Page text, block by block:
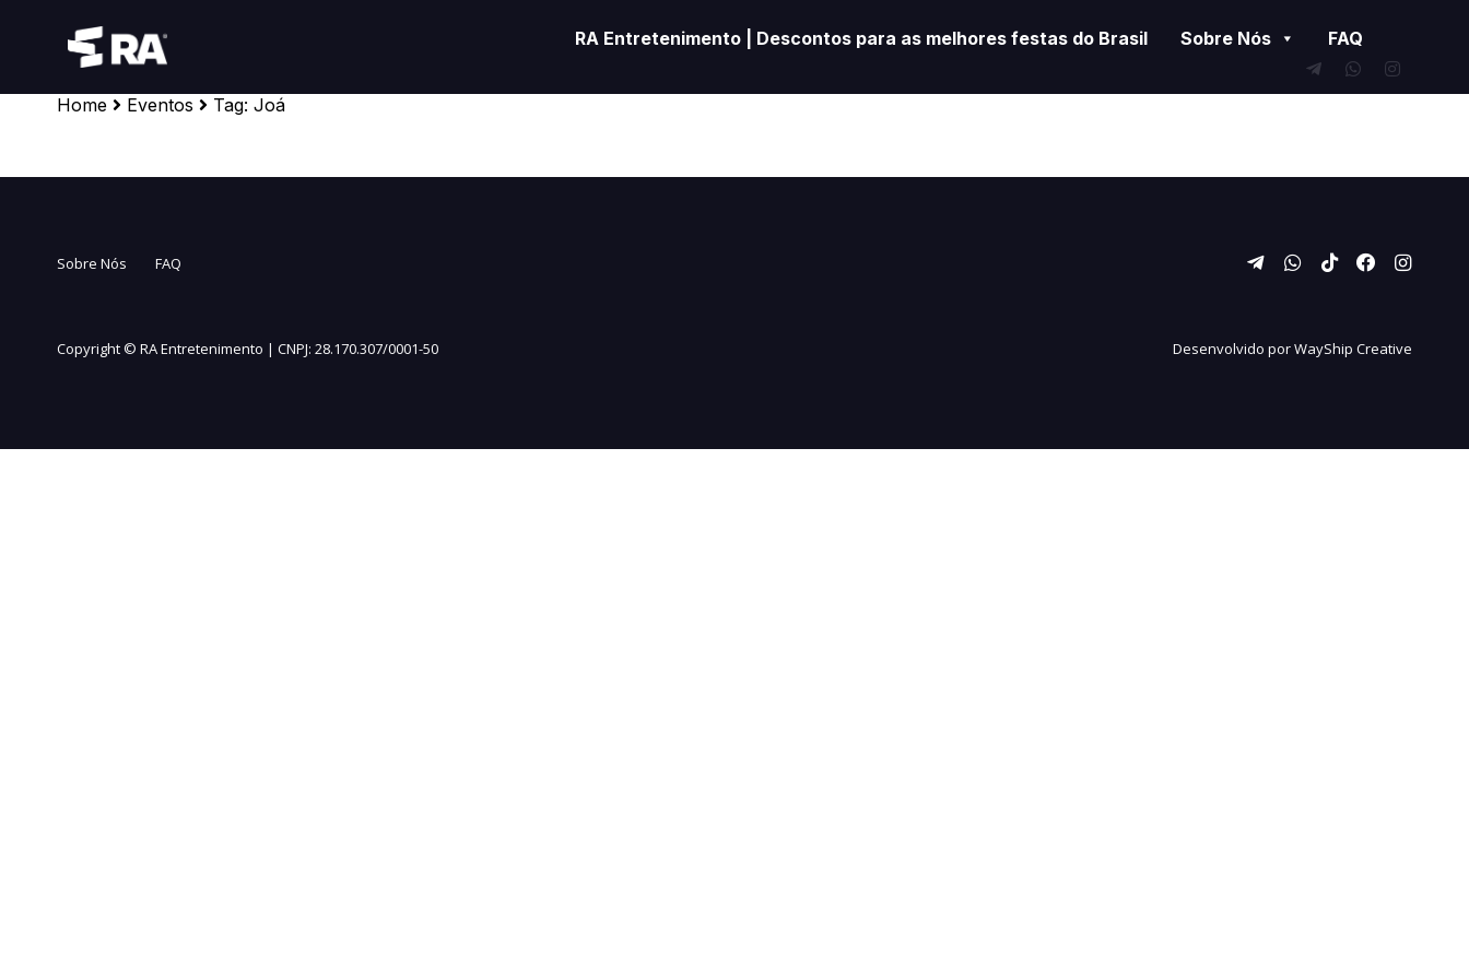
RA Entretenimento | Descontos para as melhores festas do Brasil Sobre Nós FAQ
Home Eventos Tag: Joá
Sobre Nós FAQ
Copyright © RA Entretenimento | CNPJ: 28.170.307/0001-50 Desenvolvido porWayShip Creative